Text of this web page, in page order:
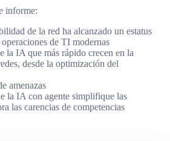
informe:
de la red ha alcanzado un estatus
de TI modernas​
la IA que más rápido crecen en la
desde la optimización del
amenazas​
la IA con agente simplifique las
las carencias de competencias​